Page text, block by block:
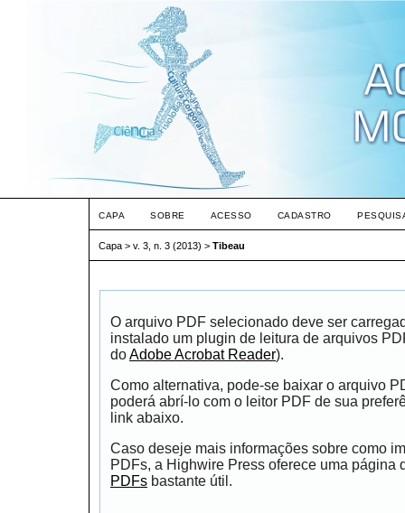
CAPA SOBRE ACESSO CADASTRO
Capa > v. 3, n. 3 (2013) > Tibeau
O arquivo PDF selecionado deve ser
instalado um plugin de leitura de arquivos
doAdobe Acrobat Reader).
Como alternativa, pode-se baixar o arquivo
poderá abrí-lo com o leitor PDF de sua
link abaixo.
Caso deseje mais informações sobre como
PDFs, a Highwire Press oferece uma página
PDFs bastante útil.